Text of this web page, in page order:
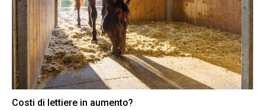
Costi di lettiere in aumento?